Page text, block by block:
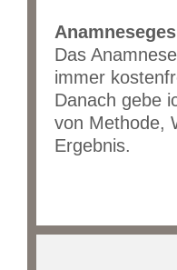
Das
immer
Danach gebe
von Methode,
Ergebnis.